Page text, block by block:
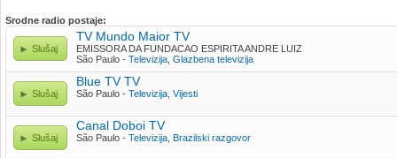
Srodne radio postaje:
Slušaj
TV Mundo Maior TV
EMISSORA DA FUNDACAO ESPIRITA ANDRE LUIZ
São Paulo - Televizija Glazbena televizija
Slušaj
Blue TV TV
São Paulo - Televizija Vijesti
Slušaj
Canal Doboi TV
São Paulo - Televizija Brazilski razgovor